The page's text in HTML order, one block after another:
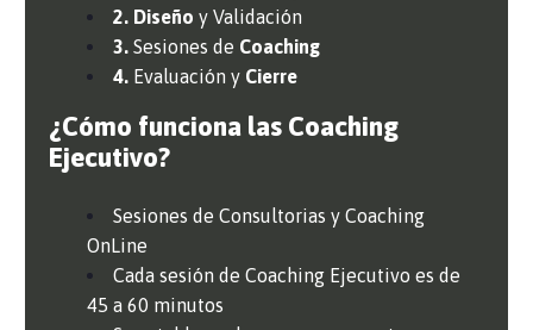
2. Diseño y Validación
3. Sesiones de Coaching
4. Evaluación y Cierre
¿Cómo funciona las Coaching
Ejecutivo?
Sesiones de Consultorias y Coaching
OnLine
Cada sesión de Coaching Ejecutivo es de
45 a 60 minutos